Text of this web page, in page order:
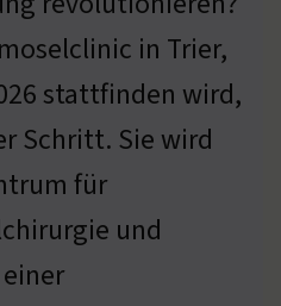
in Trier,
stattfinden wird,
Schritt. Sie wird
für
und